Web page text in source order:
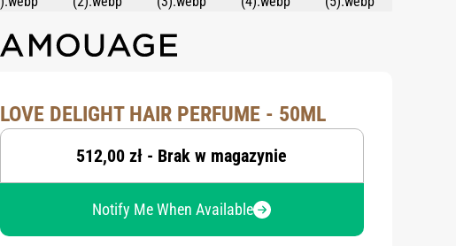
LOVE DELIGHT HAIR PERFUME - 50ML
512,00 zł - Brak w magazynie
Notify Me When Available